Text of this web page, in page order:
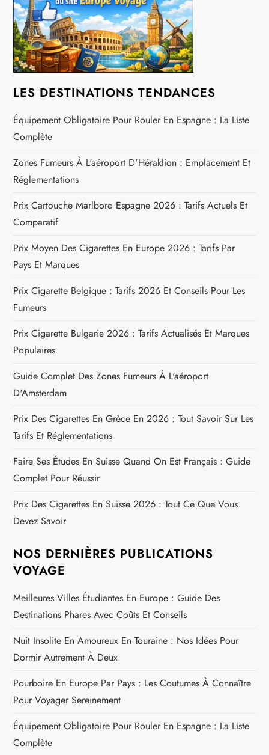
e
l
’
a
r
t
i
c
l
e
LES DESTINATIONS TENDANCES
Équipement Obligatoire Pour Rouler En Espagne : La Liste
Complète
Zones Fumeurs À L'aéroport D'Héraklion : Emplacement Et
Réglementations
Prix Cartouche Marlboro Espagne 2026 : Tarifs Actuels Et
Comparatif
Prix Moyen Des Cigarettes En Europe 2026 : Tarifs Par
Pays Et Marques
Prix Cigarette Belgique : Tarifs 2026 Et Conseils Pour Les
Fumeurs
Prix Cigarette Bulgarie 2026 : Tarifs Actualisés Et Marques
Populaires
Guide Complet Des Zones Fumeurs À L'aéroport
D'Amsterdam
Prix Des Cigarettes En Grèce En 2026 : Tout Savoir Sur Les
Tarifs Et Réglementations
Faire Ses Études En Suisse Quand On Est Français : Guide
Complet Pour Réussir
Prix Des Cigarettes En Suisse 2026 : Tout Ce Que Vous
Devez Savoir
NOS DERNIÈRES PUBLICATIONS
VOYAGE
Meilleures Villes Étudiantes En Europe : Guide Des
Destinations Phares Avec Coûts Et Conseils
Nuit Insolite En Amoureux En Touraine : Nos Idées Pour
Dormir Autrement À Deux
Pourboire En Europe Par Pays : Les Coutumes À Connaître
Pour Voyager Sereinement
Équipement Obligatoire Pour Rouler En Espagne : La Liste
Complète